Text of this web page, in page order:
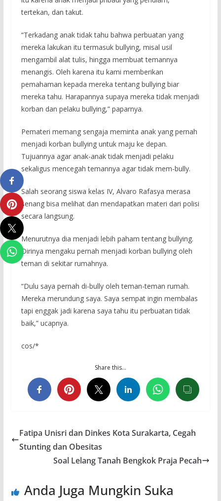
tertekan, dan takut.
“Terkadang anak tidak tahu bahwa perbuatan yang
mereka lakukan itu termasuk bullying, misal usil
mengambil alat tulis, hingga membuat temannya
menangis. Oleh karena itu kami memberikan
pemahaman kepada mereka tentang bullying biar
mereka tahu. Harapannya supaya mereka tidak menjadi
korban dan pelaku bullying,” paparnya.
Pemateri memang sengaja meminta anak yang pernah
menjadi korban bullying untuk maju ke depan.
Tujuannya agar anak-anak tidak menjadi pelaku
sekaligus mencegah temannya agar tidak mem-bully.
Salah seorang siswa kelas IV, Alvaro Rafasya merasa
senang bisa melihat dan mendapatkan materi dari polisi
secara langsung.
Menurutnya dia menjadi lebih paham tentang bullying.
Dirinya mengaku pernah menjadi korban bullying oleh
teman di sekitar rumahnya.
“Dulu saya pernah di-bully oleh teman-teman rumah.
Mereka merundung saya. Saya sempat ingin membalas
tapi enggak jadi karena saya tahu itu perbuatan tidak
baik,” ucapnya.
cos/*
Share this…
Fatipa Unisri dan Dinkes Kota Surakarta, Cegah
Stunting dan Obesitas
Soal Lelang Tanah Bengkok Praja Pecah
Anda Juga Mungkin Suka